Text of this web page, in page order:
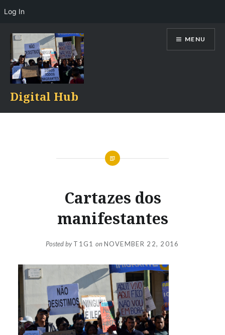
content
Digital Hub
MENU
Cartazes dos
manifestantes
Posted byT1G1 onNOVEMBER 22, 2016
Log In